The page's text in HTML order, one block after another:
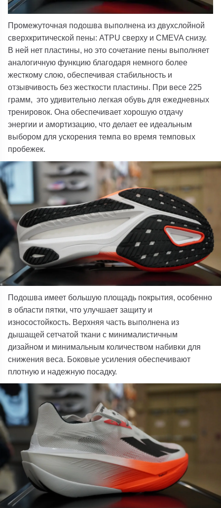
Промежуточная подошва выполнена из двухслойной
сверхкритической пены: ATPU сверху и CMEVA снизу.
В ней нет пластины, но это сочетание пены выполняет
аналогичную функцию благодаря немного более
жесткому слою, обеспечивая стабильность и
отзывчивость без жесткости пластины. При весе 225
грамм, это удивительно легкая обувь для ежедневных
тренировок. Она обеспечивает хорошую отдачу
энергии и амортизацию, что делает ее идеальным
выбором для ускорения темпа во время темповых
пробежек.
Подошва имеет большую площадь покрытия, особенно
в области пятки, что улучшает защиту и
износостойкость. Верхняя часть выполнена из
дышащей сетчатой ​​ткани с минималистичным
дизайном и минимальным количеством набивки для
снижения веса. Боковые усиления обеспечивают
плотную и надежную посадку.